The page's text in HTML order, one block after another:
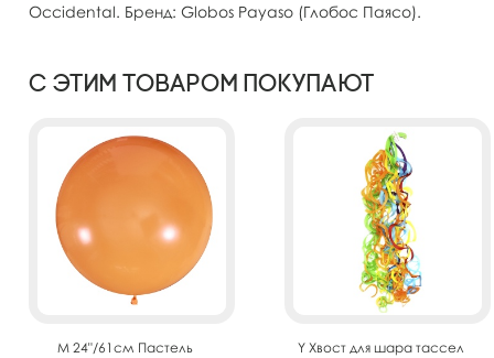
Occidental. Бренд: Globos Payaso (Глобос Паясо).
С этим товаром покупают
M 24"/61см Пастель
Y Хвост для шара тассел